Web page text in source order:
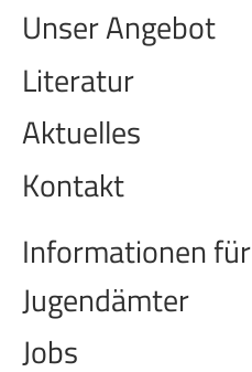
Unser Angebot
Literatur
Aktuelles
Kontakt
Informationen für
Jugendämter
Jobs